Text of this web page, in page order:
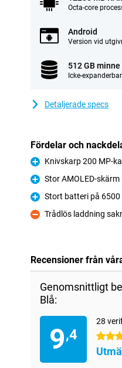
Octa-core
Android
Version vid
512 GB minne
Icke-expanderbar
Detaljerade specs
Fördelar och
Fördelar
Knivskarp 200 MP-
Fördelar
Stor AMOLED-
Fördelar
Stort batteri på 6500
Nackdelar
Trådlös laddning
Recensioner från
Genomsnittligt
Blå:
9,4
28
4.5